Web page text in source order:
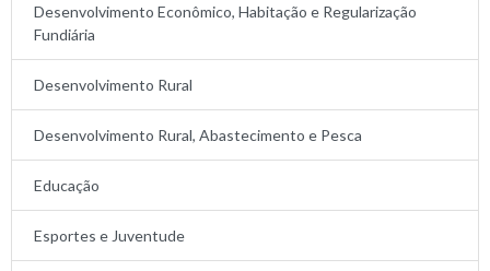
Desenvolvimento Econômico, Habitação e Regularização
Fundiária
Desenvolvimento Rural
Desenvolvimento Rural, Abastecimento e Pesca
Educação
Esportes e Juventude